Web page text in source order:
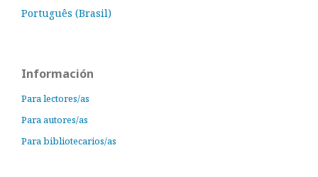
Português (Brasil)
Información
Para lectores/as
Para autores/as
Para bibliotecarios/as